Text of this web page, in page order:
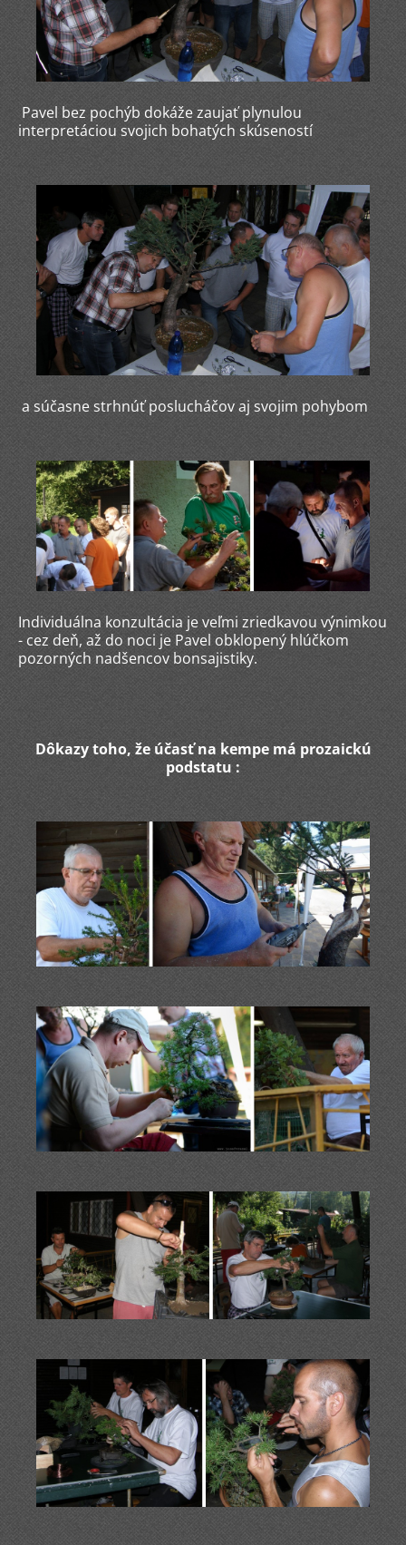
Pavel bez pochýb dokáže zaujať plynulou
interpretáciou svojich bohatých skúseností
a súčasne strhnúť poslucháčov aj svojim pohybom
Individuálna konzultácia je veľmi zriedkavou výnimkou
- cez deň, až do noci je Pavel obklopený hlúčkom
pozorných nadšencov bonsajistiky.
Dôkazy toho, že účasť na kempe má prozaickú
podstatu :